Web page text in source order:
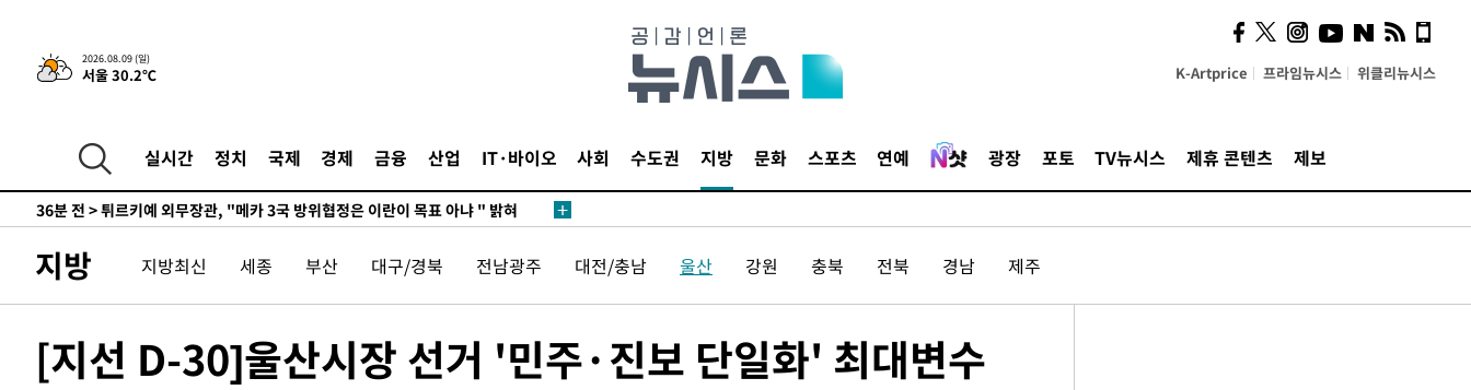
2026.08.09 (일)
서울 30.2℃ K-Artprice 프라임뉴시스 위클리뉴시스
실시간 정치 국제 경제 금융 산업 IT·바이오 사회 수도권 지방 문화 스포츠 연예 광장 포토 TV뉴시스 제휴 콘텐츠 제보
-19104초 전 >'2경기 연속 침묵' 손흥민, 톨루카전 68분만 뛰고 슈팅 0개
-17856초 전 >이강인, 오늘 서울서 AT마드리드 입단식…'전례 없는 특급대우'
-4209초 전 >
콜롬비아 신임 우파 대통령 취임 하루만에 차량폭탄 폭발 사건
튀르키예 외무장관, "메카 3국 방위협정은 이란이 목표 아냐 " 밝혀
1시간 전 >이군이 불법 군시설 건설한 레바논 남부에서 레바논군 3명 폭발로 부상
2시간 전 >
美 국방부, 켄달 전 공군장관 보안허가 취소…“에어포스원 기밀정보, 언
2시간 전 >‘축구의 신’ 아르헨티나 축구 선수 메시의 부친 지병 별세
-31918초 전 >
"일본축구협회, 대한축구협회 성 접대 의혹 심판 조사"
지방 지방최신 세종 부산 대구/경북 전남광주 대전/충남 울산 강원 충북 전북 경남 제주
[지선 D-30]울산시장 선거 '민주·진보 단일화' 최대변수
사이 해답 찾았죠"…알을
깨고 나온 '초자아'